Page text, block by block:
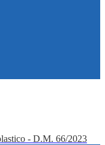
- D.M. 66/2023